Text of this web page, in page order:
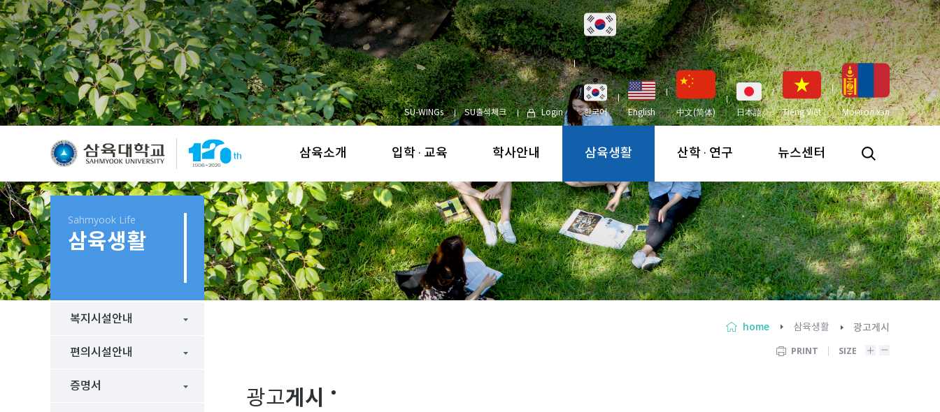
SU-WINGs SU출석체크 Login
한국어▾
한국어 English 中文(简体) 日本語 Tiếng Việt Монгол хэл
삼육소개 입학 · 교육 학사안내 삼육생활 산학 · 연구 뉴스센터
Sahmyook Life
삼육생활
home 삼육생활
광고게시
PRINT
SIZE
광고게시
복지시설안내
편의시설안내
증명서